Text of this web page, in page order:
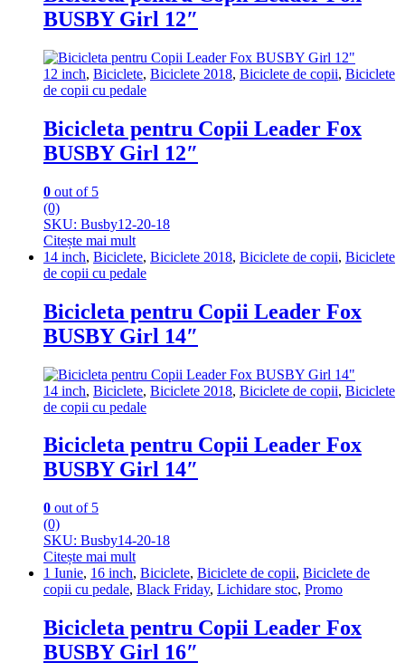
BUSBY Girl 12″
12 inch, Biciclete, Biciclete 2018, Biciclete de copii, Biciclete
de copii cu pedale
Bicicleta pentru Copii Leader Fox
BUSBY Girl 12″
0 out of 5
(0)
SKU: Busby12-20-18
Citește mai mult
14 inch, Biciclete, Biciclete 2018, Biciclete de copii, Biciclete
de copii cu pedale
Bicicleta pentru Copii Leader Fox
BUSBY Girl 14″
14 inch, Biciclete, Biciclete 2018, Biciclete de copii, Biciclete
de copii cu pedale
Bicicleta pentru Copii Leader Fox
BUSBY Girl 14″
0 out of 5
(0)
SKU: Busby14-20-18
Citește mai mult
1 Iunie, 16 inch, Biciclete, Biciclete de copii, Biciclete de
copii cu pedale, Black Friday, Lichidare stoc, Promo
Bicicleta pentru Copii Leader Fox
BUSBY Girl 16″